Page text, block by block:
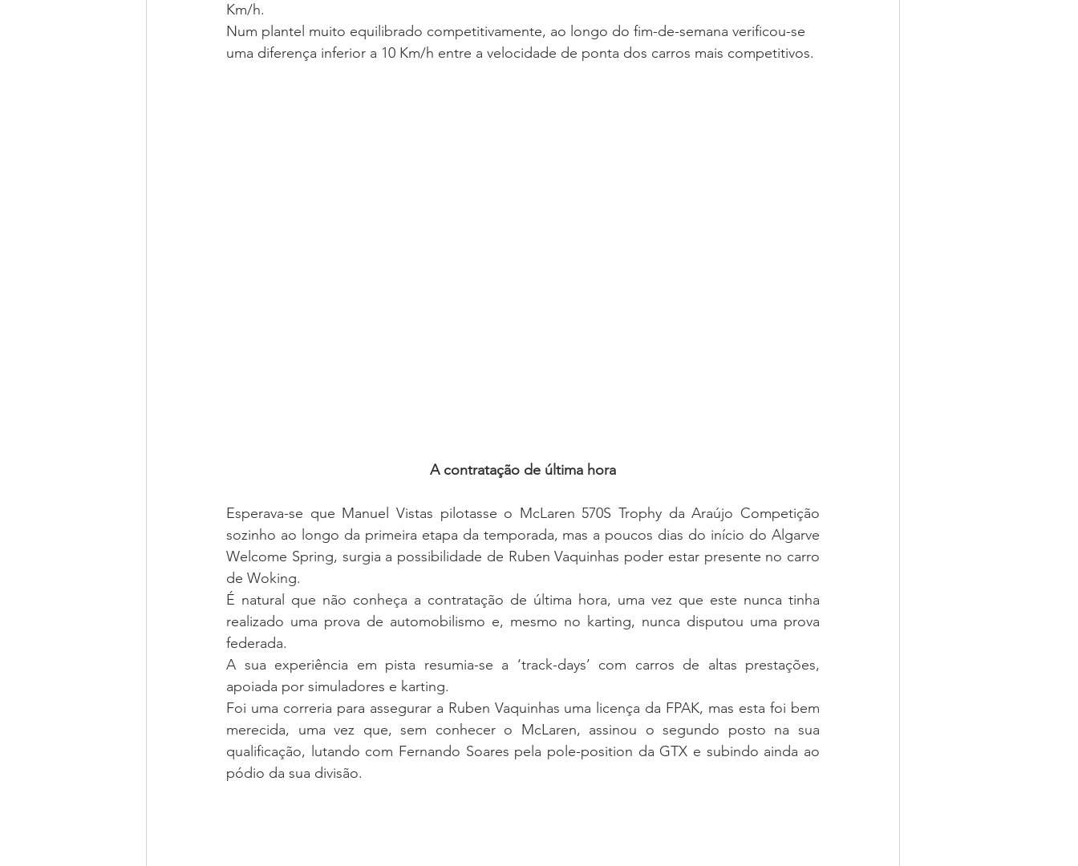
Km/h.
Num plantel muito equilibrado competitivamente, ao longo do fim-de-semana verificou-se
uma diferença inferior a 10 Km/h entre a velocidade de ponta dos carros mais competitivos.
A contratação de última hora
Esperava-se que Manuel Vistas pilotasse o McLaren 570S Trophy da Araújo Competição
sozinho ao longo da primeira etapa da temporada, mas a poucos dias do início do Algarve
Welcome Spring, surgia a possibilidade de Ruben Vaquinhas poder estar presente no carro
de Woking.
É natural que não conheça a contratação de última hora, uma vez que este nunca tinha
realizado uma prova de automobilismo e, mesmo no karting, nunca disputou uma prova
federada.
A sua experiência em pista resumia-se a ‘track-days’ com carros de altas prestações,
apoiada por simuladores e karting.
Foi uma correria para assegurar a Ruben Vaquinhas uma licença da FPAK, mas esta foi bem
merecida, uma vez que, sem conhecer o McLaren, assinou o segundo posto na sua
qualificação, lutando com Fernando Soares pela pole-position da GTX e subindo ainda ao
pódio da sua divisão.